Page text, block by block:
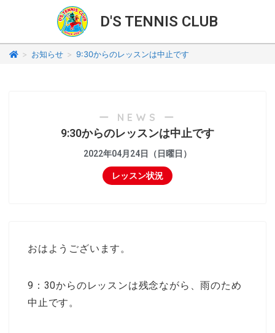
D'S TENNIS CLUB
> お知らせ > 9:30からのレッスンは中止です
ー NEWS ー
9:30からのレッスンは中止です
2022年04月24日（日曜日）
レッスン状況
おはようございます。
9：30からのレッスンは残念ながら、雨のため
中止です。